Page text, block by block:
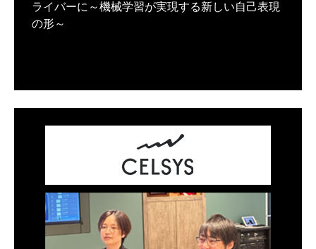
ライバーに～機械学習が実現する新しい自己表現
の形～